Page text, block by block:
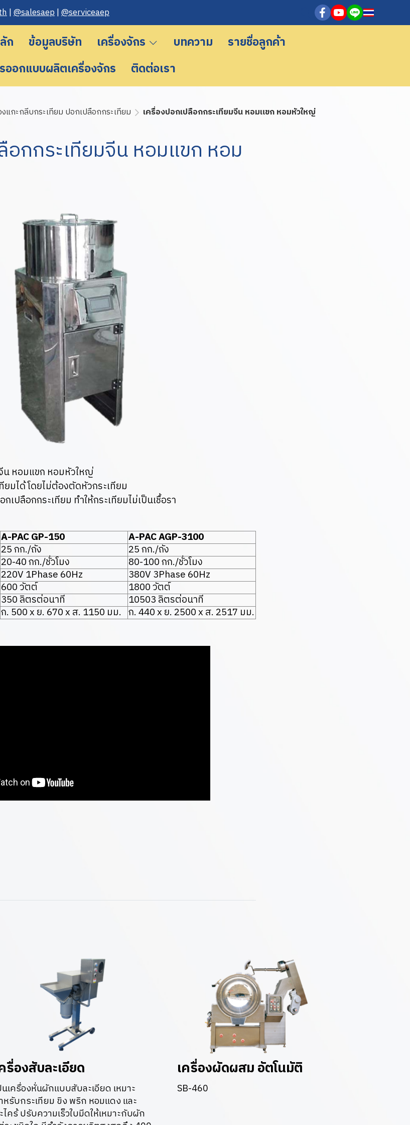
|@salesaep|@serviceaep
ก ข้อมูลบริษัท เครื่องจักร บทความ
รายชื่อลูกค้า
ออกแบบผลิตเครื่องจักร
ติดต่อเรา
งแกะกลีบกระเทียม ปอกเปลือกกระเทียม เครื่องปอกเปลือกกระเทียมจีน หอมแขก หอมหัวใหญ่
อกกระเทียมจีน หอมแขก หอม
น หอมแขก หอมหัวใหญ่
มได้ โดยไม่ต้องตัดหัวกระเทียม
เปลือกกระเทียม ทำให้กระเทียมไม่เป็นเชื้อรา
A-PAC GP-150
A-PAC AGP-3100
25 กก./ถัง
25 กก./ถัง
20-40 กก./ชั่วโมง
80-100 กก./ชั่วโมง
220V 1Phase 60Hz
380V 3Phase 60Hz
600 วัตต์
1800 วัตต์
350 ลิตรต่อนาที
10503 ลิตรต่อนาที
ก. 500 x ย. 670 x ส. 1150 มม. ก. 440 x ย. 2500 x ส. 2517 มม.
รื่องสับละเอียด
นเครื่องหั่นผักแบบสับละเอียด เหมาะ
หรับกระเทียม ขิง พริก หอมแดง และ
ไคร้ ปรับความเร็วใบมีดให้เหมาะกับผัก
เครื่องผัดผสม อัตโนมัติ
SB-460